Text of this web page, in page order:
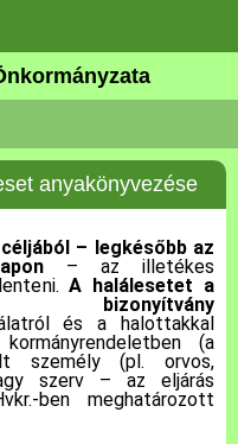
anyakönyvezése
– legkésőbb az
– az illetékes
A halálesetet a
és a halottakkal
(a
személy (pl. orvos,
szerv – az eljárás
ben meghatározott